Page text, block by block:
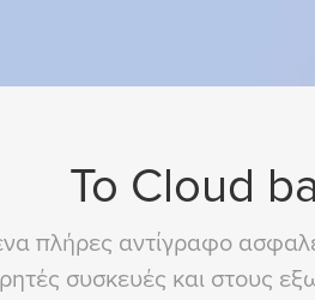
To Cloud
πλήρες αντίγραφο
συσκευές και στους